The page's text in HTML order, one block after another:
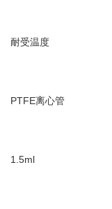
耐受温度
PTFE离心管
1.5ml